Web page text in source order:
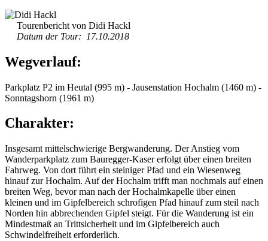
Tourenbericht von Didi Hackl
Datum der Tour: 17.10.2018
Wegverlauf:
Parkplatz P2 im Heutal (995 m) - Jausenstation Hochalm (1460 m) -
Sonntagshorn (1961 m)
Charakter:
Insgesamt mittelschwierige Bergwanderung. Der Anstieg vom
Wanderparkplatz zum Bauregger-Kaser erfolgt über einen breiten
Fahrweg. Von dort führt ein steiniger Pfad und ein Wiesenweg
hinauf zur Hochalm. Auf der Hochalm trifft man nochmals auf einen
breiten Weg, bevor man nach der Hochalmkapelle über einen
kleinen und im Gipfelbereich schrofigen Pfad hinauf zum steil nach
Norden hin abbrechenden Gipfel steigt. Für die Wanderung ist ein
Mindestmaß an Trittsicherheit und im Gipfelbereich auch
Schwindelfreiheit erforderlich.